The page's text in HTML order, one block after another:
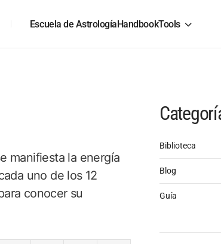
Escuela de AstrologíaHandbookTools
manifiesta la energía
uno de los 12
conocer su
Biblioteca
Blog
Guía